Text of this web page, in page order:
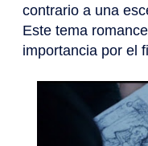
contrario a una
Este tema
importancia por el